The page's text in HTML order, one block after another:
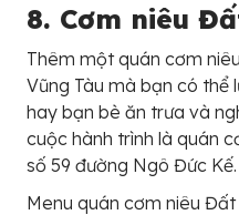
8. Cơm niêu
Thêm một quán cơm
Vũng Tàu mà bạn có thể
hay bạn bè ăn trưa và
cuộc hành trình là quán
số 59 đường Ngô Đức Kế.
Menu quán cơm niêu